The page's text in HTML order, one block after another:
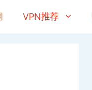
VPN推荐